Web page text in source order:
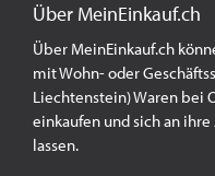
Über MeinEinkauf.ch
Über MeinEinkauf.ch
mit Wohn- oder
Liechtenstein) Waren bei
einkaufen und sich an
lassen.